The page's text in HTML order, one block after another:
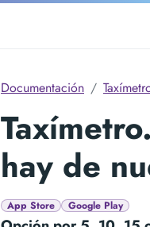
Documentación
hay de
App Store Google Play